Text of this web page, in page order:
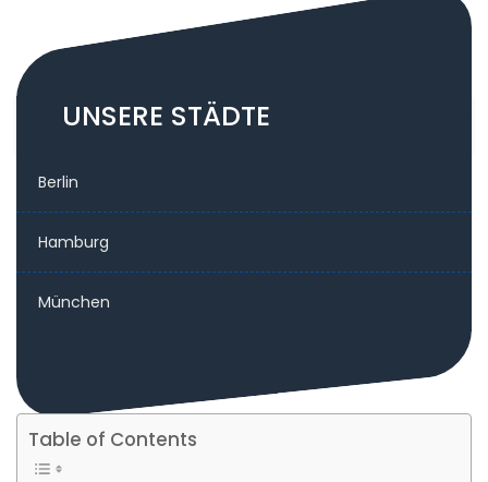
UNSERE STÄDTE
Berlin
Hamburg
München
Table of Contents